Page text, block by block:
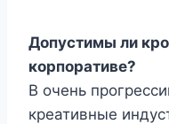
Допустимы ли
корпоративе?
В очень
креативные